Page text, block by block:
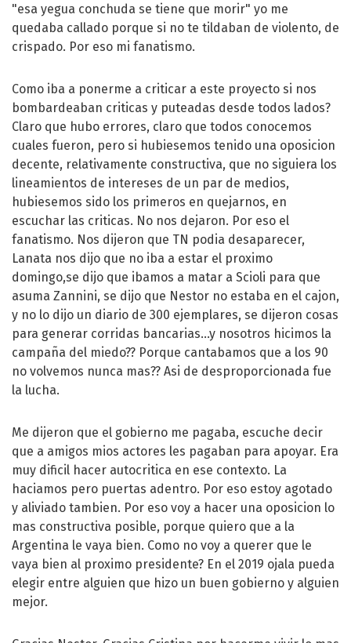
"esa yegua conchuda se tiene que morir" yo me
quedaba callado porque si no te tildaban de violento, de
crispado. Por eso mi fanatismo.
Como iba a ponerme a criticar a este proyecto si nos
bombardeaban criticas y puteadas desde todos lados?
Claro que hubo errores, claro que todos conocemos
cuales fueron, pero si hubiesemos tenido una oposicion
decente, relativamente constructiva, que no siguiera los
lineamientos de intereses de un par de medios,
hubiesemos sido los primeros en quejarnos, en
escuchar las criticas. No nos dejaron. Por eso el
fanatismo. Nos dijeron que TN podia desaparecer,
Lanata nos dijo que no iba a estar el proximo
domingo,se dijo que ibamos a matar a Scioli para que
asuma Zannini, se dijo que Nestor no estaba en el cajon,
y no lo dijo un diario de 300 ejemplares, se dijeron cosas
para generar corridas bancarias...y nosotros hicimos la
campaña del miedo?? Porque cantabamos que a los 90
no volvemos nunca mas?? Asi de desproporcionada fue
la lucha.
Me dijeron que el gobierno me pagaba, escuche decir
que a amigos mios actores les pagaban para apoyar. Era
muy dificil hacer autocritica en ese contexto. La
haciamos pero puertas adentro. Por eso estoy agotado
y aliviado tambien. Por eso voy a hacer una oposicion lo
mas constructiva posible, porque quiero que a la
Argentina le vaya bien. Como no voy a querer que le
vaya bien al proximo presidente? En el 2019 ojala pueda
elegir entre alguien que hizo un buen gobierno y alguien
mejor.